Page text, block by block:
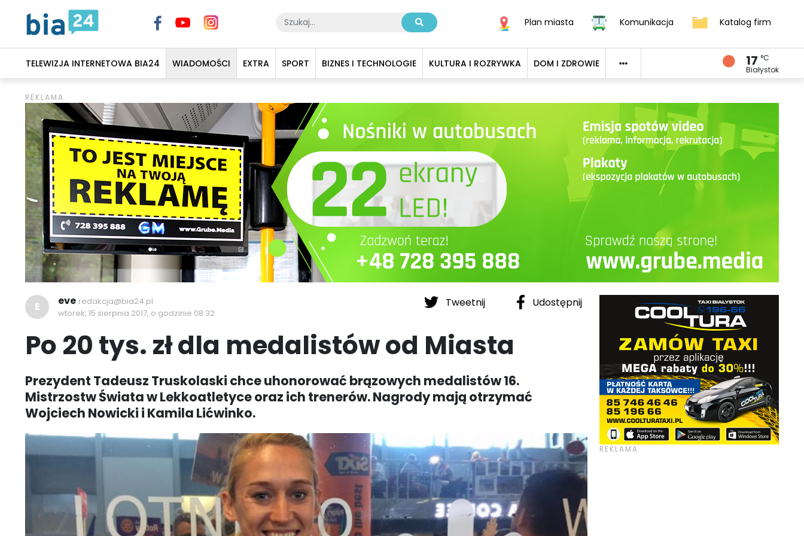
Plan miasta Komunikacja Katalog firm
TELEWIZJA INTERNETOWA BIA24 WIADOMOŚCI EXTRA SPORT BIZNES I TECHNOLOGIE KULTURA I ROZRYWKA DOM I ZDROWIE 17 °C
Białystok
Tweetnij Udostępnij
E eve redakcja@bia24.pl
wtorek, 15 sierpnia 2017, o godzinie 08:32
Po 20 tys. zł dla medalistów od Miasta
Prezydent Tadeusz Truskolaski chce uhonorować brązowych medalistów 16.
Mistrzostw Świata w Lekkoatletyce oraz ich trenerów. Nagrody mają otrzymać
Wojciech Nowicki i Kamila Lićwinko.